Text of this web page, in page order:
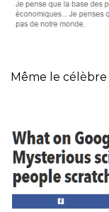
Même le célèbre